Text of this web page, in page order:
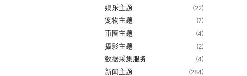
娱乐主题 (22)
宠物主题 (7)
币圈主题 (4)
摄影主题 (2)
数据采集服务 (4)
新闻主题 (284)